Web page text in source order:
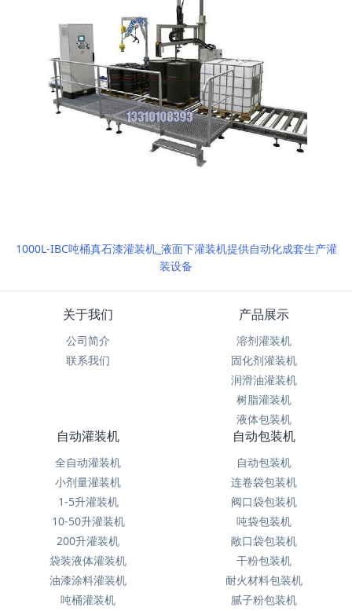
1000L-IBC吨桶真石漆灌装机_液面下灌装机提供自动化成套生产灌
装设备
关于我们
公司简介
联系我们
产品展示
溶剂灌装机
固化剂灌装机
润滑油灌装机
树脂灌装机
液体包装机
自动灌装机
全自动灌装机
小剂量灌装机
1-5升灌装机
10-50升灌装机
200升灌装机
袋装液体灌装机
油漆涂料灌装机
吨桶灌装机
自动包装机
自动包装机
连卷袋包装机
阀口袋包装机
吨袋包装机
敞口袋包装机
干粉包装机
耐火材料包装机
腻子粉包装机